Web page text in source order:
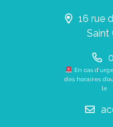
16 rue
Saint
En cas
des horaires